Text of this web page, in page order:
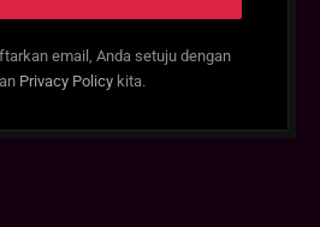
email, Anda setuju dengan
Privacy Policykita.